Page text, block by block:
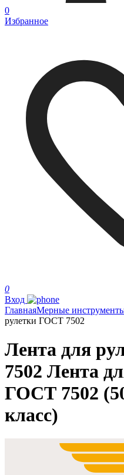
0
Избранное
0
Вход
ГлавнаяМерные
рулетки ГОСТ 7502
Лента для
7502 Лента
ГОСТ 7502
класс)